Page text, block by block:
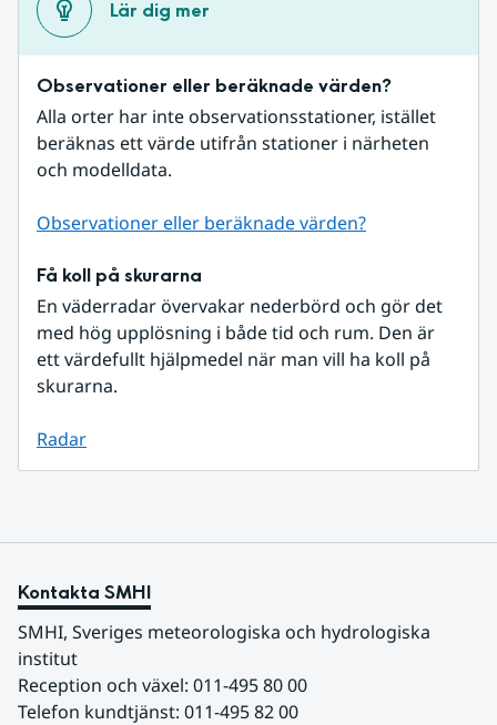
Lär dig mer
Observationer eller beräknade värden?
Alla orter har inte observationsstationer, istället
beräknas ett värde utifrån stationer i närheten
och modelldata.
Observationer eller beräknade värden?
Få koll på skurarna
En väderradar övervakar nederbörd och gör det
med hög upplösning i både tid och rum. Den är
ett värdefullt hjälpmedel när man vill ha koll på
skurarna.
Radar
Kontakta SMHI
SMHI, Sveriges meteorologiska och hydrologiska
institut
Reception och växel: 011-495 80 00
Telefon kundtjänst: 011-495 82 00